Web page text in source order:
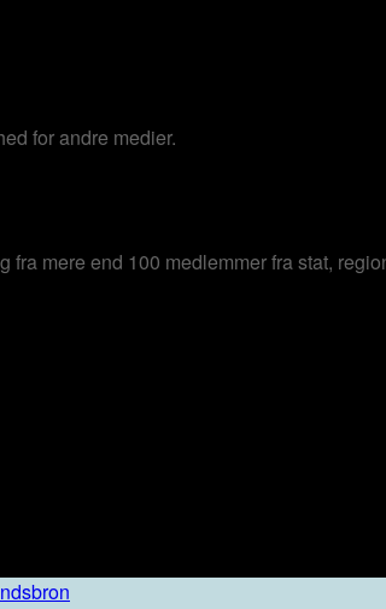
for andre medier.
mere end 100 medlemmer fra stat,